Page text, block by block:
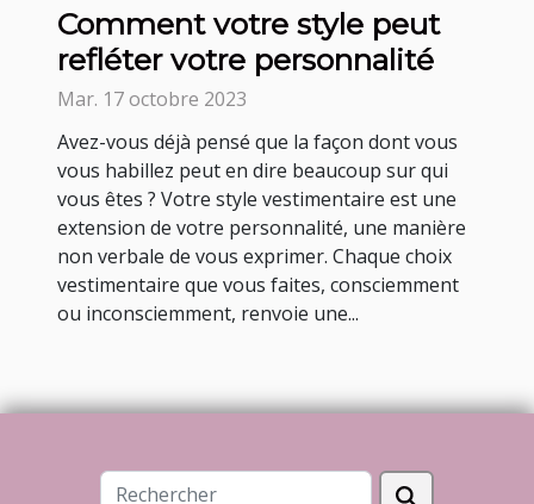
Comment votre style peut
refléter votre personnalité
Mar. 17 octobre 2023
Avez-vous déjà pensé que la façon dont vous
vous habillez peut en dire beaucoup sur qui
vous êtes ? Votre style vestimentaire est une
extension de votre personnalité, une manière
non verbale de vous exprimer. Chaque choix
vestimentaire que vous faites, consciemment
ou inconsciemment, renvoie une...